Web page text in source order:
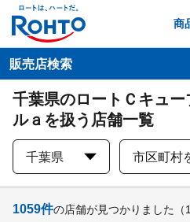
商
販売店検索
千葉県のロートＣキュ
ルａを扱う店舗一覧
千葉県 市区町村
1059件の店舗が見つかりました